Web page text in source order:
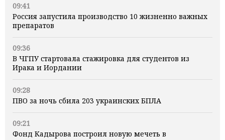
09:41
Россия запустила производство 10 жизненно важных
препаратов
09:36
В ЧГПУ стартовала стажировка для студентов из
Ирака и Иордании
09:28
ПВО за ночь сбила 203 украинских БПЛА
09:21
Фонд Кадырова построил новую мечеть в